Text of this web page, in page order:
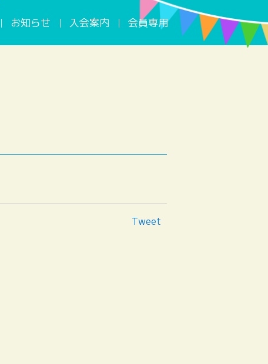
お知らせ 入会案内 会員専用
Tweet